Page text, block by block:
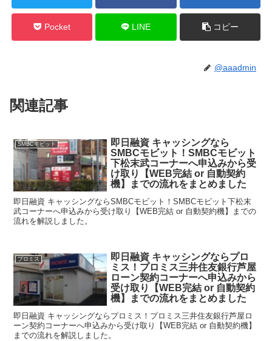
Pocket LINE コピー
@aaadmin
関連記事
SMBCモビット
即日融資 キャッシングなら
SMBCモビット！SMBCモビット
下松末武コーナーへ申込みから受
け取り【WEB完結 or 自動契約
機】までの流れをまとめました
即日融資 キャッシングならSMBCモビット！SMBCモビット下松末
武コーナーへ申込みから受け取り【WEB完結 or 自動契約機】までの
流れを解説しました。
プロミス
即日融資 キャッシングならプロ
ミス！プロミス三井住友銀行芦屋
ローン契約コーナーへ申込みから
受け取り【WEB完結 or 自動契約
機】までの流れをまとめました
即日融資 キャッシングならプロミス！プロミス三井住友銀行芦屋ロ
ーン契約コーナーへ申込みから受け取り【WEB完結 or 自動契約機】
までの流れを解説しました。